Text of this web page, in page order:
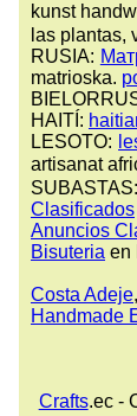
kunst
las plantas,
RUSIA:
matrioska.
HAITÍ:
LESOTO:
artisanat
SUBASTAS:
Clasificados
Anuncios
Bisuteria en
Costa Adeje,
Handmade
Crafts.ec -